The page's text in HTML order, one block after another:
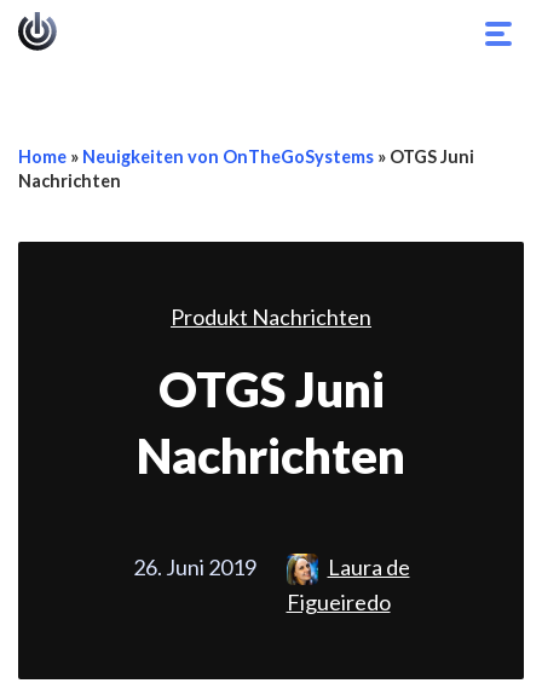
Home » Neuigkeiten von OnTheGoSystems » OTGS Juni
Nachrichten
Produkt Nachrichten
OTGS Juni
Nachrichten
26. Juni 2019
Laura de
Figueiredo